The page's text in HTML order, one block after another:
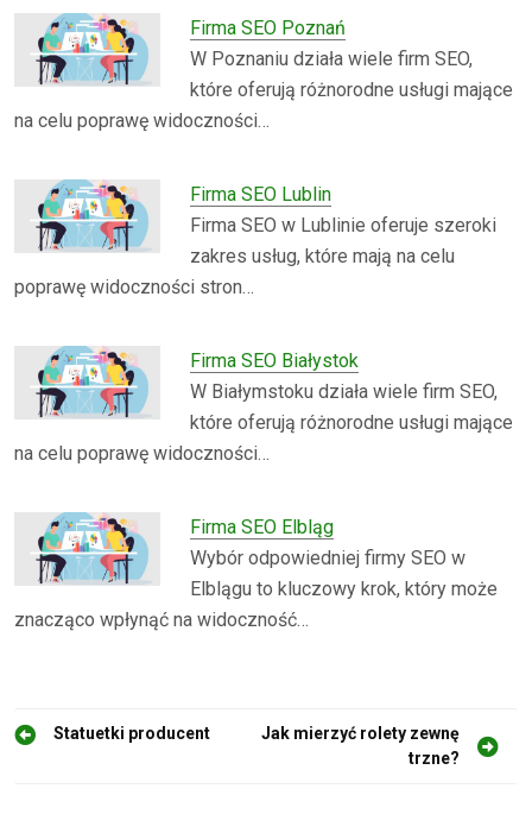
Firma SEO Poznań
W Poznaniu działa wiele firm SEO,
które oferują różnorodne usługi mające
na celu poprawę widoczności…
Firma SEO Lublin
Firma SEO w Lublinie oferuje szeroki
zakres usług, które mają na celu
poprawę widoczności stron…
Firma SEO Białystok
W Białymstoku działa wiele firm SEO,
które oferują różnorodne usługi mające
na celu poprawę widoczności…
Firma SEO Elbląg
Wybór odpowiedniej firmy SEO w
Elblągu to kluczowy krok, który może
znacząco wpłynąć na widoczność…
N
Statuetki producent
Jak mierzyć rolety zewnę
trzne?